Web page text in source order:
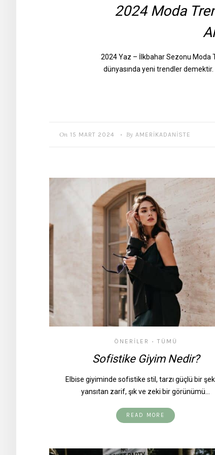
2024 Moda
2024 Yaz – İlkbahar Sezonu Moda
dünyasında yeni trendler
On 15 MART 2024 • By AMERIKADANISTE
ÖNERILER • TÜMÜ
Sofistike Giyim Nedir?
Elbise giyiminde sofistike stil, tarzı güçlü bir
yansıtan zarif, şık ve zeki bir görünümü…
READ MORE